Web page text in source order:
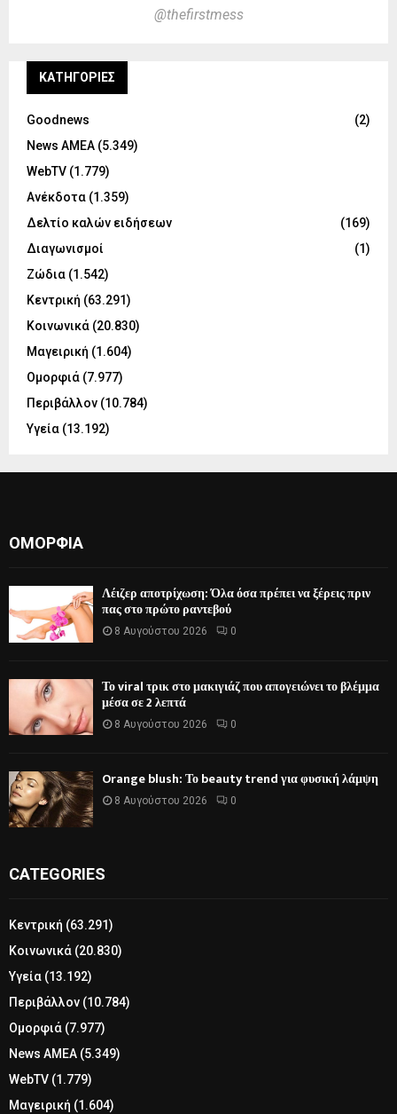
@thefirstmess
KΑΤΗΓΟΡΊΕΣ
Goodnews
(2)
News ΑΜΕΑ (5.349)
WebTV (1.779)
Ανέκδοτα (1.359)
Δελτίο καλών ειδήσεων
(169)
Διαγωνισμοί
(1)
Ζώδια (1.542)
Κεντρική (63.291)
Κοινωνικά (20.830)
Μαγειρική (1.604)
Ομορφιά (7.977)
Περιβάλλον (10.784)
Υγεία (13.192)
ΟΜΟΡΦΙΆ
Λέιζερ αποτρίχωση: Όλα όσα πρέπει να ξέρεις πριν
πας στο πρώτο ραντεβού
8 Αυγούστου 2026 0
Το viral τρικ στο μακιγιάζ που απογειώνει το βλέμμα
μέσα σε 2 λεπτά
8 Αυγούστου 2026 0
Orange blush: Το beauty trend για φυσική λάμψη
8 Αυγούστου 2026 0
CATEGORIES
Κεντρική (63.291)
Κοινωνικά (20.830)
Υγεία (13.192)
Περιβάλλον (10.784)
Ομορφιά (7.977)
News ΑΜΕΑ (5.349)
WebTV (1.779)
Μαγειρική (1.604)